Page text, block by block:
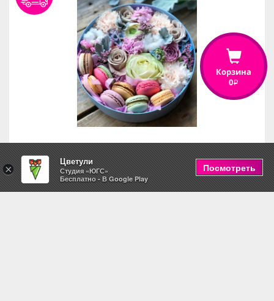
Коробка с макаронс "Комплимент"
Корзина
0i
×
Цветули
Студия «ЮГС»
Бесплатно - В Google Play
Посмотреть